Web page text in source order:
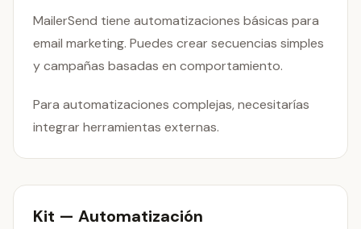
MailerSend tiene automatizaciones básicas para
email marketing. Puedes crear secuencias simples
y campañas basadas en comportamiento.
Para automatizaciones complejas, necesitarías
integrar herramientas externas.
Kit — Automatización